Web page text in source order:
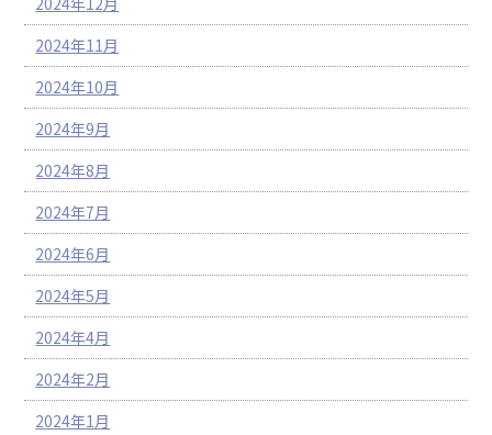
2024年11月
2024年10月
2024年9月
2024年8月
2024年7月
2024年6月
2024年5月
2024年4月
2024年2月
2024年1月